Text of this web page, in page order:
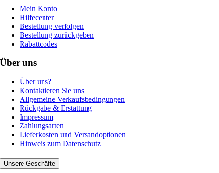
Mein Konto
Hilfecenter
Bestellung verfolgen
Bestellung zurückgeben
Rabattcodes
Über uns
Über uns?
Kontaktieren Sie uns
Allgemeine Verkaufsbedingungen
Rückgabe & Erstattung
Impressum
Zahlungsarten
Lieferkosten und Versandoptionen
Hinweis zum Datenschutz
Unsere Geschäfte